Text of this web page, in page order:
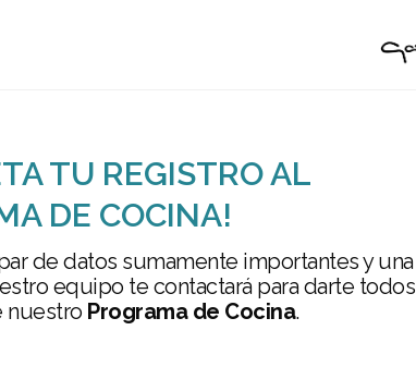
TU REGISTRO AL
DE COCINA!
de datos sumamente importantes y una
equipo te contactará para darte todos
nuestro Programa de Cocina.